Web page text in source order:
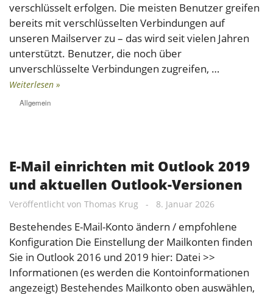
verschlüsselt erfolgen. Die meisten Benutzer greifen
bereits mit verschlüsselten Verbindungen auf
unseren Mailserver zu – das wird seit vielen Jahren
unterstützt. Benutzer, die noch über
unverschlüsselte Verbindungen zugreifen, …
Weiterlesen »
Allgemein
E-Mail einrichten mit Outlook 2019
und aktuellen Outlook-Versionen
Veröffentlicht von Thomas Krug - 8. Januar 2026
Bestehendes E-Mail-Konto ändern / empfohlene
Konfiguration Die Einstellung der Mailkonten finden
Sie in Outlook 2016 und 2019 hier: Datei >>
Informationen (es werden die Kontoinformationen
angezeigt) Bestehendes Mailkonto oben auswählen,